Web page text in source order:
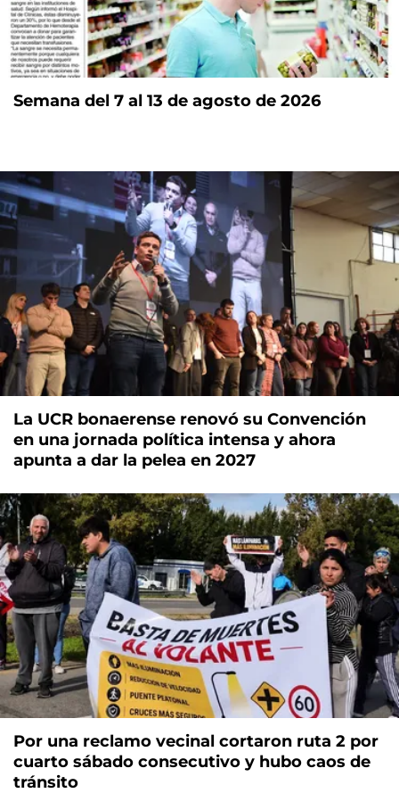
Semana del 7 al 13 de agosto de 2026
La UCR bonaerense renovó su Convención
en una jornada política intensa y ahora
apunta a dar la pelea en 2027
Por una reclamo vecinal cortaron ruta 2 por
cuarto sábado consecutivo y hubo caos de
tránsito